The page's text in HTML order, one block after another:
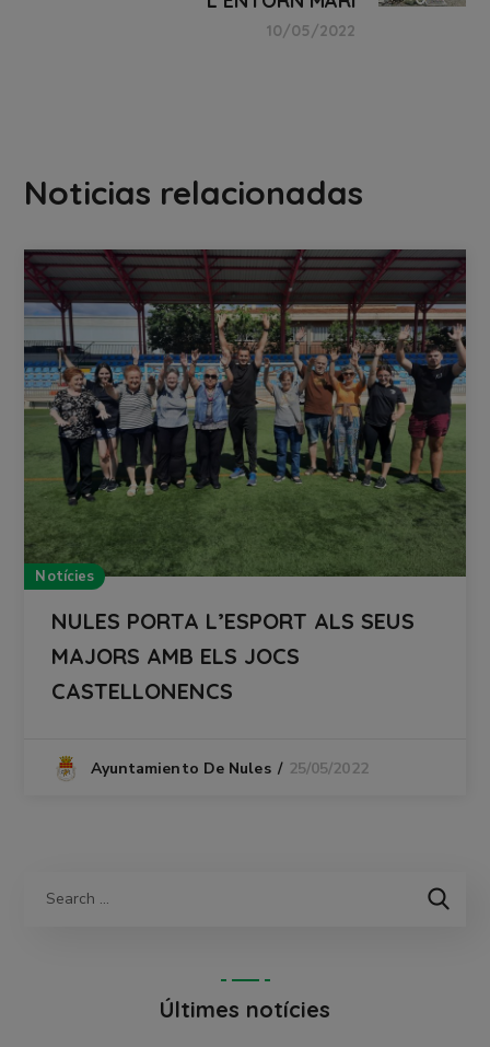
10/05/2022
Noticias relacionadas
Notícies
NULES PORTA L’ESPORT ALS SEUS
MAJORS AMB ELS JOCS
CASTELLONENCS
Ayuntamiento De Nules 25/05/2022
Últimes notícies